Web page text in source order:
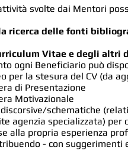
svolte dai Mentori
ricerca delle fonti
Vitae e degli altri
ogni Beneficiario può
per la stesura del CV (da
di Presentazione
Motivazionale
schematiche
agenzia specializzata)
alla propria esperienza
- con